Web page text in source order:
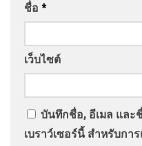
ชื่อ *
เว็บไซต์
บันทึกชื่อ, อีเมล และ
เบราว์เซอร์นี้ สำหรับกา